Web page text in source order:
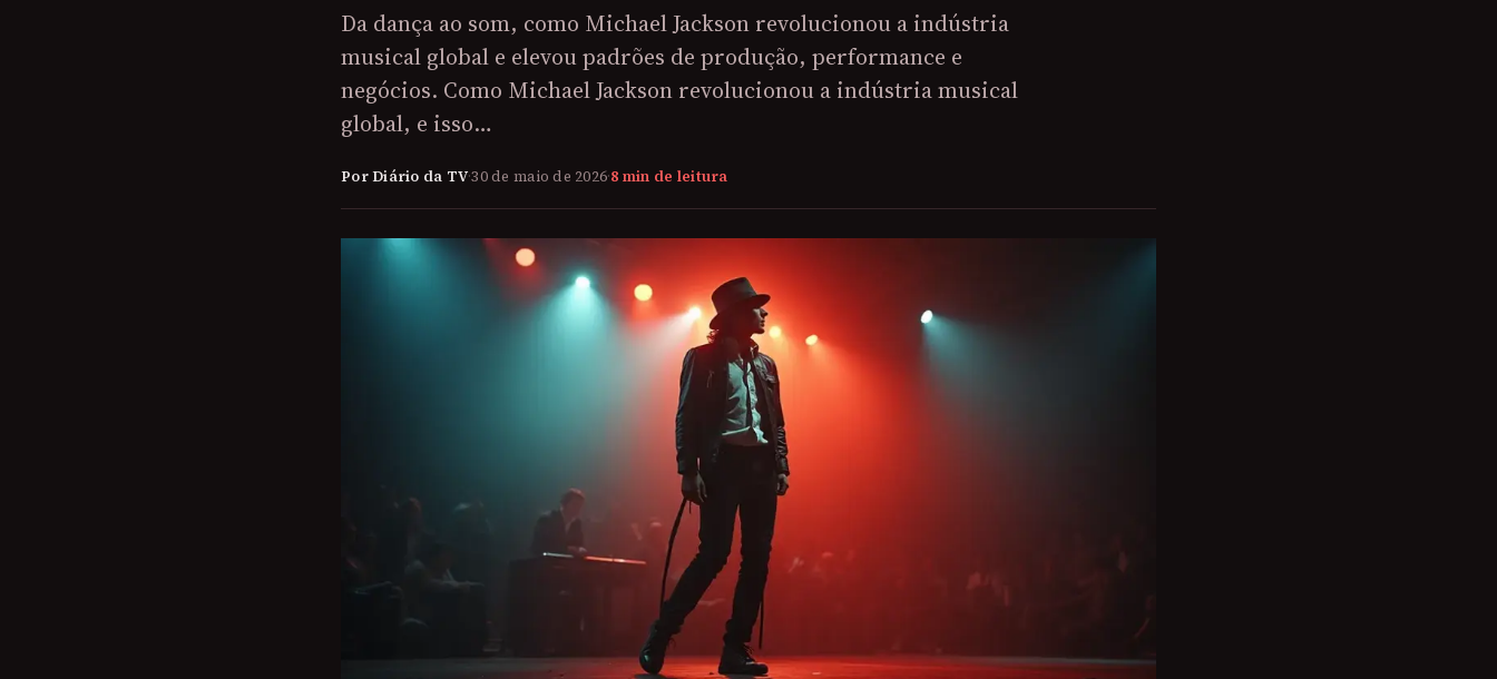
Da dança ao som, como Michael Jackson revolucionou a indústria
musical global e elevou padrões de produção, performance e
negócios. Como Michael Jackson revolucionou a indústria musical
global, e isso…
Por Diário da TV·30 de maio de 2026·8 min de leitura